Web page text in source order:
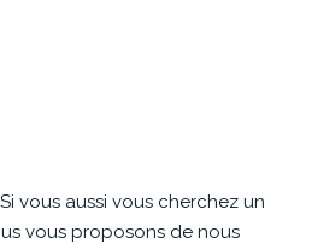
BAILLEURS
vous aussi vous cherchez un
vous proposons de nous